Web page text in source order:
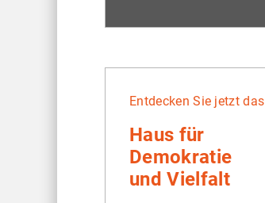
Entdecken Sie jetzt das
Haus für
Demokratie
und Vielfalt